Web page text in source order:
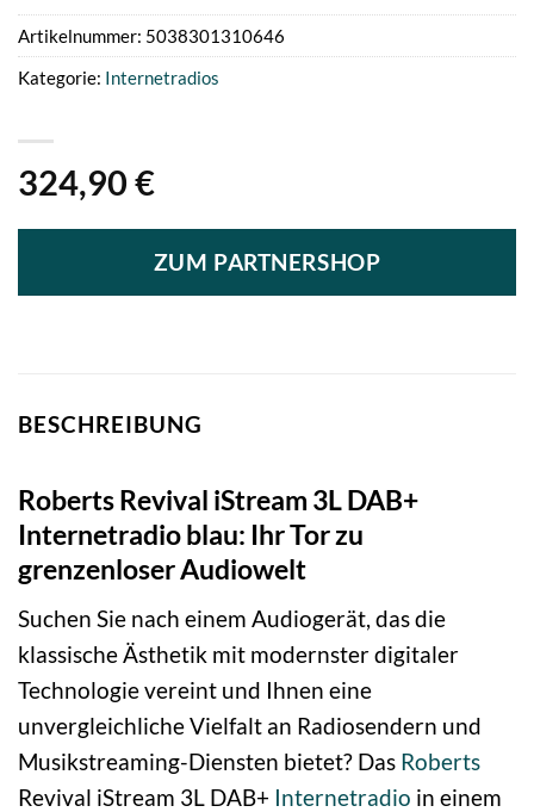
324,90 €
ZUM PARTNERSHOP
Artikelnummer: 5038301310646
Kategorie: Internetradios
BESCHREIBUNG
Roberts Revival iStream 3L DAB+
Internetradio blau: Ihr Tor zu
grenzenloser Audiowelt
Suchen Sie nach einem Audiogerät, das die
klassische Ästhetik mit modernster digitaler
Technologie vereint und Ihnen eine
unvergleichliche Vielfalt an Radiosendern und
Musikstreaming-Diensten bietet? Das Roberts
Revival iStream 3L DAB+ Internetradio in einem